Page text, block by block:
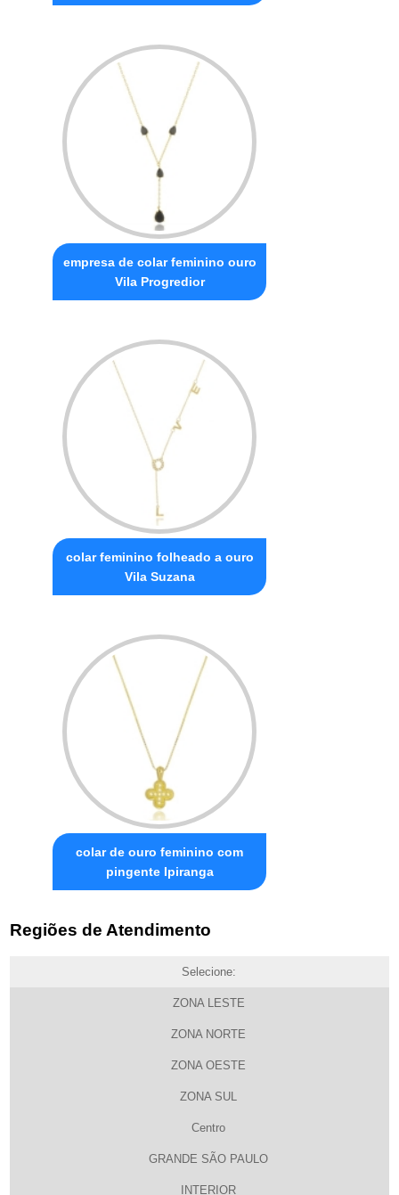
empresa de colar feminino ouro
Vila Progredior
colar feminino folheado a ouro
Vila Suzana
colar de ouro feminino com
pingente Ipiranga
Regiões de Atendimento
Selecione:
ZONA LESTE
ZONA NORTE
ZONA OESTE
ZONA SUL
Centro
GRANDE SÃO PAULO
INTERIOR